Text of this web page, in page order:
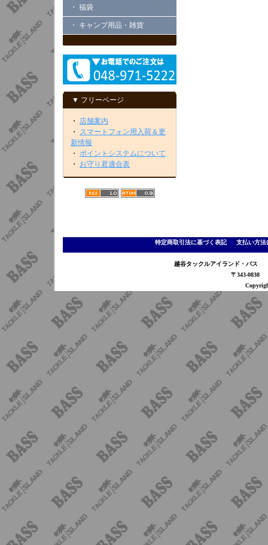
・ 福袋
・ キャンプ用品・雑貨
▼ フリーページ
・ 店舗案内
・ スマートフォン用入荷＆更
新情報
・ ポイントシステムについて
・ お守り君適合表
特定商取引法に基づく表記｜ 支払い方法
越谷タックルアイランド・バ
〒343-0838